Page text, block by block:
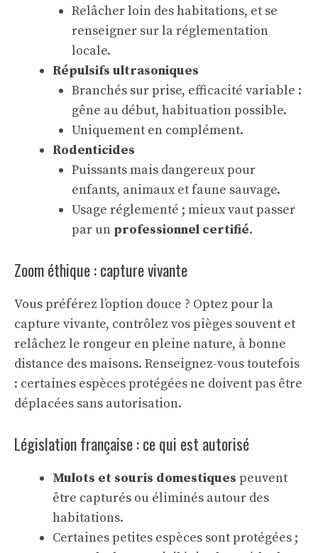
Relâcher loin des habitations, et se
renseigner sur la réglementation
locale.
Répulsifs ultrasoniques
Branchés sur prise, efficacité variable :
gêne au début, habituation possible.
Uniquement en complément.
Rodenticides
Puissants mais dangereux pour
enfants, animaux et faune sauvage.
Usage réglementé ; mieux vaut passer
par un professionnel certifié.
Zoom éthique : capture vivante
Vous préférez l’option douce ? Optez pour la
capture vivante, contrôlez vos pièges souvent et
relâchez le rongeur en pleine nature, à bonne
distance des maisons. Renseignez-vous toutefois
: certaines espèces protégées ne doivent pas être
déplacées sans autorisation.
Législation française : ce qui est autorisé
Mulots et souris domestiques peuvent
être capturés ou éliminés autour des
habitations.
Certaines petites espèces sont protégées ;